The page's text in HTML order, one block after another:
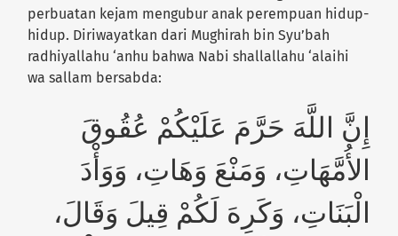
perbuatan kejam mengubur anak perempuan hidup-
hidup. Diriwayatkan dari Mughirah bin Syu’bah
radhiyallahu ‘anhu bahwa Nabi shallallahu ‘alaihi
wa sallam bersabda:
الأُمَّهَاتِ، وَمَنْعَ وَهَاتِ، وَوَأْدَ
الْبَنَاتِ، وَكَرِهَ لَكُمْ قِيلَ وَقَالَ،